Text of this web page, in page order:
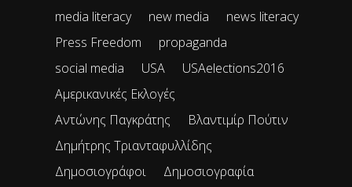
media literacy
new media
news literacy
Press Freedom
propaganda
social media
USA
USAelections2016
Αμερικανικές Εκλογές
Αντώνης Παγκράτης
Βλαντιμίρ Πούτιν
Δημήτρης Τριανταφυλλίδης
Δημοσιογράφοι
Δημοσιογραφία